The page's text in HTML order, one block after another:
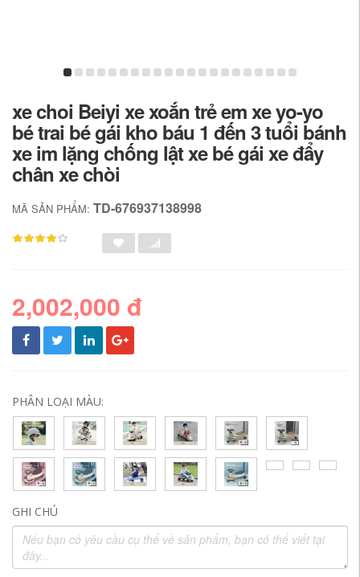
xe choi Beiyi xe xoắn trẻ em xe yo-yo
bé trai bé gái kho báu 1 đến 3 tuổi bánh
xe im lặng chống lật xe bé gái xe đẩy
chân xe chòi
MÃ SẢN PHẨM: TD-676937138998
2,002,000 đ
PHÂN LOẠI MÀU:
GHI CHÚ